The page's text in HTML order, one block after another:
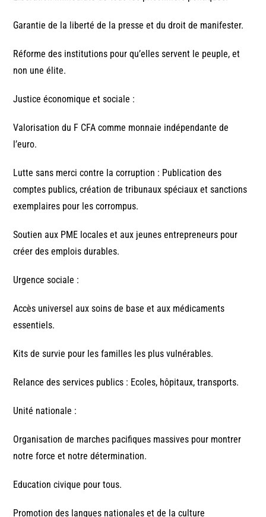
Garantie de la liberté de la presse et du droit de manifester.
Réforme des institutions pour qu’elles servent le peuple, et
non une élite.
Justice économique et sociale :
Valorisation du F CFA comme monnaie indépendante de
l’euro.
Lutte sans merci contre la corruption : Publication des
comptes publics, création de tribunaux spéciaux et sanctions
exemplaires pour les corrompus.
Soutien aux PME locales et aux jeunes entrepreneurs pour
créer des emplois durables.
Urgence sociale :
Accès universel aux soins de base et aux médicaments
essentiels.
Kits de survie pour les familles les plus vulnérables.
Relance des services publics : Ecoles, hôpitaux, transports.
Unité nationale :
Organisation de marches pacifiques massives pour montrer
notre force et notre détermination.
Education civique pour tous.
Promotion des langues nationales et de la culture